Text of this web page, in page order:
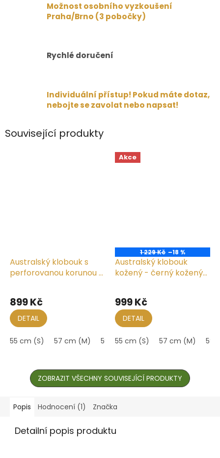
Možnost osobního vyzkoušení
Praha/Brno (3 pobočky)
Rychlé doručení
Individuální přístup! Pokud máte dotaz,
nebojte se zavolat nebo napsat!
Související produkty
Australský klobouk s
perforovanou korunou -
hodnocení
produktu
je
5,0
5
899 Kč
DETAIL
55 cm (S) 57 cm (M) 59 cm (L) 61 cm (XL)
Akce
1 229 Kč –18 %
Australský klobouk
kožený - černý kožený
hodnocení
produktu
je
5,0
5
999 Kč
DETAIL
55 cm (S) 57 cm (M) 59
ZOBRAZIT VŠECHNY SOUVISEJÍCÍ PRODUKTY
Popis Hodnocení (1) Značka
Detailní popis produktu